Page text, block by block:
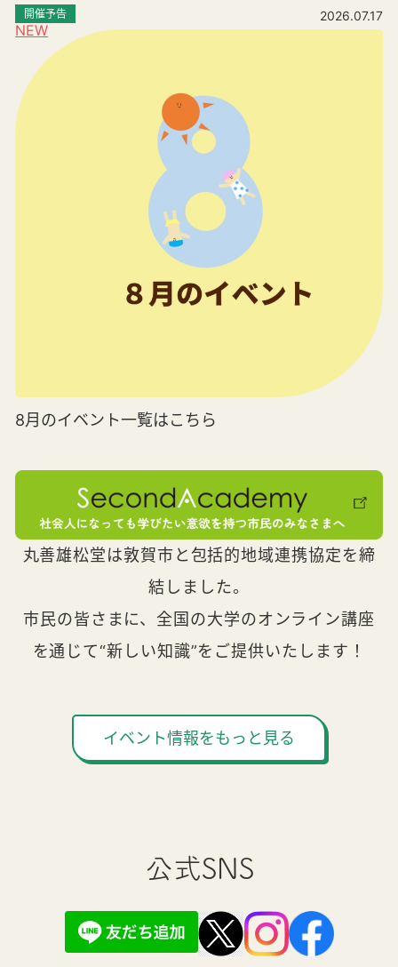
NEW
開催予告 2026.07.17
8月のイベント一覧はこちら
丸善雄松堂は敦賀市と包括的地域連携協定を締
結しました。
市民の皆さまに、全国の大学のオンライン講座
を通じて“新しい知識”をご提供いたします！
イベント情報をもっと見る
公式SNS